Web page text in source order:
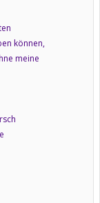
können,
meine